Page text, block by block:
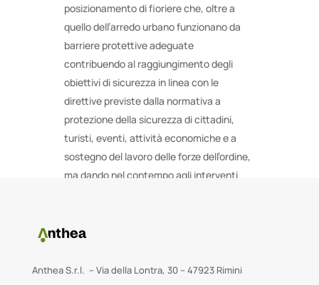
posizionamento di fioriere che, oltre a
quello dell’arredo urbano funzionano da
barriere protettive adeguate
contribuendo al raggiungimento degli
obiettivi di sicurezza in linea con le
direttive previste dalla normativa a
protezione della sicurezza di cittadini,
turisti, eventi, attività economiche e a
sostegno del lavoro delle forze dell’ordine,
ma dando nel contempo agli interventi
Anthea S.r.l. – Via della Lontra, 30 – 47923 Rimini